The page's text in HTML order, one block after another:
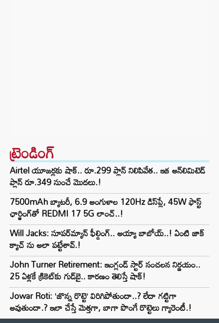
ట్రెండింగ్‌
Airtel యూజర్లకు షాక్.. రూ.299 ప్లాన్ నిలిపివేత.. ఇక అన్‌లిమిటెడ్
ప్లాన్ రూ.349 నుంచే మొదలు.!
7500mAh బ్యాటరీ, 6.9 అంగుళాల 120Hz డిస్‌ప్లే, 45W ఫాస్ట్
ఛార్జింగ్‌తో REDMI 17 5G లాంచ్..!
Will Jacks: సూపర్‌మ్యాన్ ఫీల్డింగ్.. అయ్యా బాబోయ్..! ఏంటి జాక్
క్యాచ్ ను అలా పట్టేశావ్.!
John Turner Retirement: ఇంగ్లండ్ స్టార్ సంచలన నిర్ణయం..
25 ఏళ్లకే క్రికెట్‌కు గుడ్‌బై.. కారణం తెలిస్తే షాక్!
Jowar Roti: ‘జొన్న రొట్టె’ విరిగిపోతుందా..? లేదా గట్టిగా
అవుతుందా.? ఇలా చేస్తే మెత్తగా, బాగా పొంగే రొట్టెలు గ్యారెంటీ.!